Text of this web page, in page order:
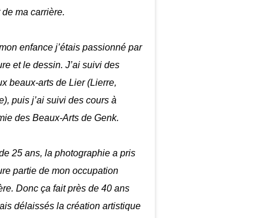
ma carrière.
enfance j’étais passionné par
et le dessin. J’ai suivi des
beaux-arts de Lier (Lierre,
puis j’ai suivi des cours à
des Beaux-Arts de Genk.
25 ans, la photographie a pris
partie de mon occupation
Donc ça fait près de 40 ans
délaissés la création artistique